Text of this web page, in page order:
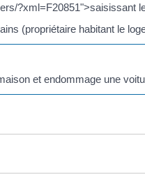
?xml=F20851">saisissant
(propriétaire habitant le
et endommage une